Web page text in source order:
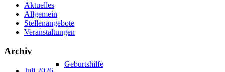
Geburtshilfe
Aktuelles
Allgemein
Stellenangebote
Veranstaltungen
Archiv